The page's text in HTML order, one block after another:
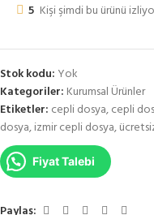
5 Kişi şimdi bu ürünü
Stok kodu: Yok
Kategoriler: Kurumsal Ürünler
Etiketler: cepli dosya,cepli
dosya,izmir cepli dosya,
Fiyat Talebi
Paylaş: